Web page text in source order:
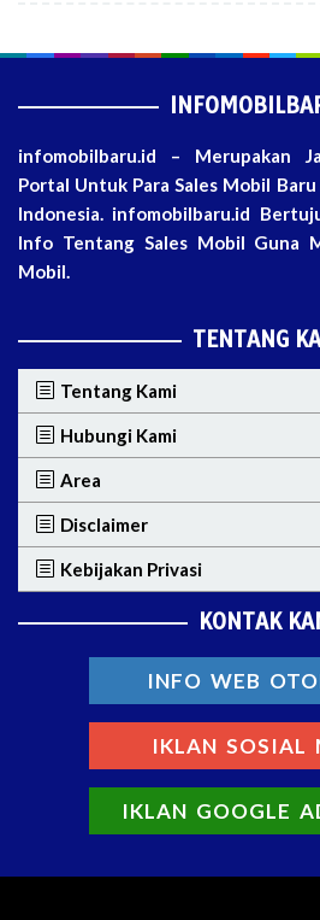
infomobilbaru.id – Merupakan
Portal Untuk Para Sales Mobil
Indonesia. infomobilbaru.id
Info Tentang Sales Mobil Guna
Mobil.
TENTANG
Tentang Kami
Hubungi Kami
Area
Disclaimer
Kebijakan Privasi
KONTAK
INFO WEB
IKLAN SOSIAL
IKLAN GOOGLE